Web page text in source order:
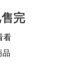
完
看
品